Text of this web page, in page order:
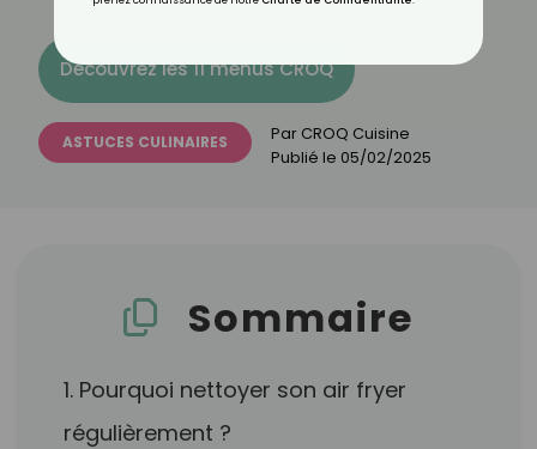
Découvrez les 11 menus CROQ
ASTUCES CULINAIRES Par CROQ Cuisine
Publié le 05/02/2025
Sommaire
1. Pourquoi nettoyer son air fryer
régulièrement ?